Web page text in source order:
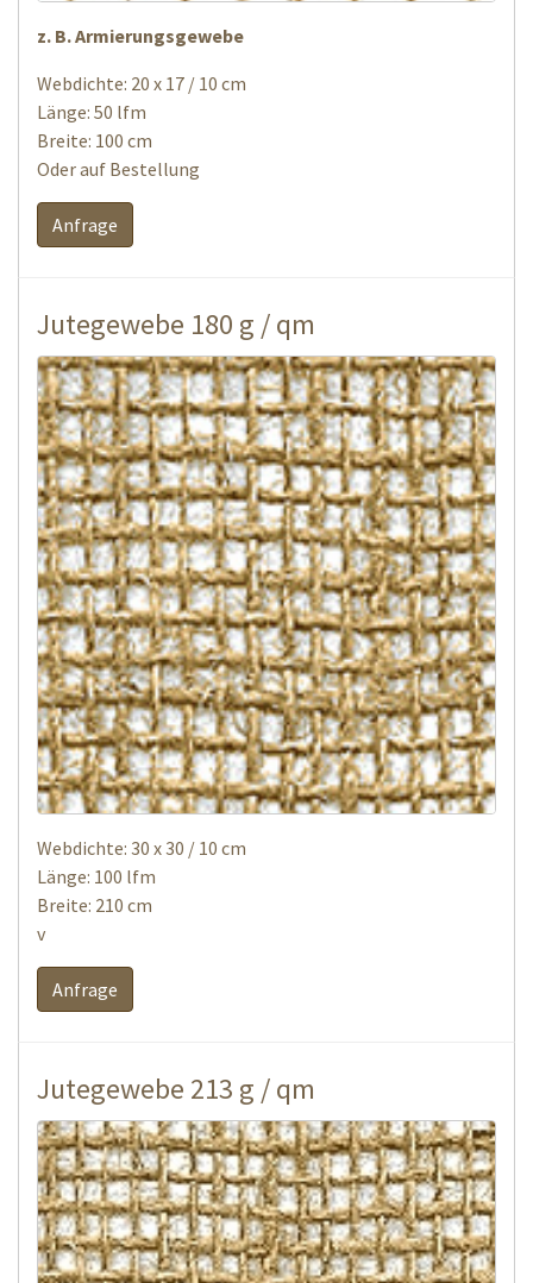
z. B. Armierungsgewebe
Webdichte: 20 x 17 / 10 cm
Länge: 50 lfm
Breite: 100 cm
Oder auf Bestellung
Anfrage
Jutegewebe 180 g / qm
Webdichte: 30 x 30 / 10 cm
Länge: 100 lfm
Breite: 210 cm
v
Anfrage
Jutegewebe 213 g / qm